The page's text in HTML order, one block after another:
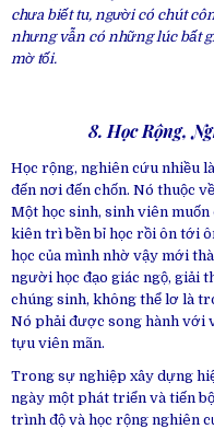
chưa biết tu, người có chút
nhưng vẫn có những lúc bất
mờ tối.
8. Học Rộng,
Học rộng, nghiên cứu nhiều
đến nơi đến chốn. Nó thuộc
Một học sinh, sinh viên muốn
kiên trì bền bỉ học rồi ôn tới
học của mình nhờ vậy mới
người học đạo giác ngộ, giải
chúng sinh, không thể lơ là
Nó phải được song hành với
tựu viên mãn.
Trong sự nghiệp xây dựng
ngày một phát triển và tiến
trình độ và học rộng nghiên